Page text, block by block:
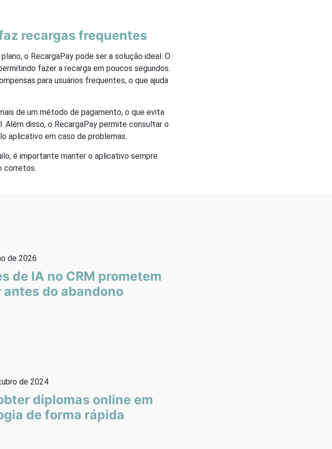
recargas frequentes
o RecargaPay pode ser a solução ideal. O
fazer a recarga em poucos segundos.
para usuários frequentes, o que ajuda
de um método de pagamento, o que evita
disso, o RecargaPay permite consultar o
aplicativo em caso de problemas.
é importante manter o aplicativo sempre
corretos.
de 2026
de IA no CRM prometem
antes do abandono
de 2024
diplomas online em
de forma rápida